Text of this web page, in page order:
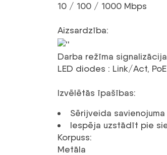
10 / 100 / 1000 Mbps
Aizsardzība:
Darba režīma signalizācija
LED diodes : Link/Act, PoE
Izvēlētās īpašības:
Sērijveida
Iespēja uzstādīt pie
Korpuss:
Metāla